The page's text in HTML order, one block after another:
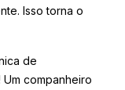
Isso torna o
de
companheiro